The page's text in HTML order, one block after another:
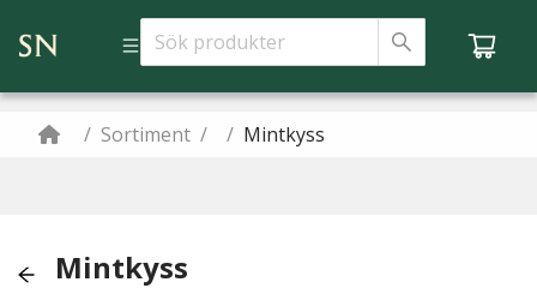
/ Sortiment / / Mintkyss
Mintkyss